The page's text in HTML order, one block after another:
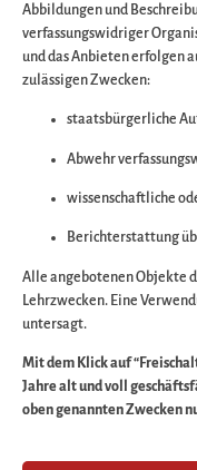
Wir
Abbildungen und
verfassungswidriger
und das Anbieten erfolgen
zulässigen Zwecken:
staatsbürgerliche
Abwehr
wissenschaftliche
Berichterstattung
Alle angebotenen Objekte
Lehrzwecken. Eine
untersagt.
Mit dem Klick auf
Jahre alt und voll
oben genannten Zwecken